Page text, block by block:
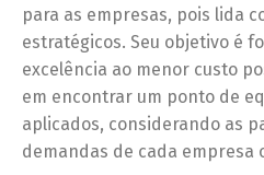
para as empresas, pois lida
estratégicos. Seu objetivo é
excelência ao menor custo
em encontrar um ponto de
aplicados, considerando as
demandas de cada empresa